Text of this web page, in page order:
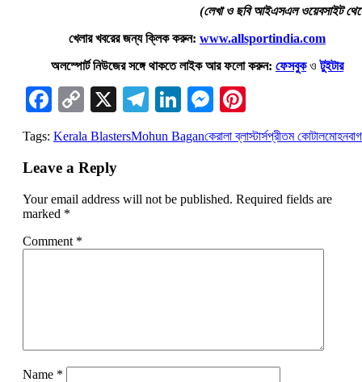
(লেখা ও ছবি আইএসএল ওয়েবসাইট
খেলার খবরের জন্য ক্লিক করুন: www.allsportindia.com
অলস্পোর্ট নিউজের সঙ্গে থাকতে লাইক আর ফলো করুন: ফেসবুকওটুইটার
Facebook
Copy
Link
X Telegram
LinkedIn
Messenger
Tags: Kerala BlastersMohun Baganকেরালা ব্লাস্টার্সপ্রীতম কোটাল
Leave a Reply
Your email address will not be published. Required fields are
marked *
Comment *
Name *